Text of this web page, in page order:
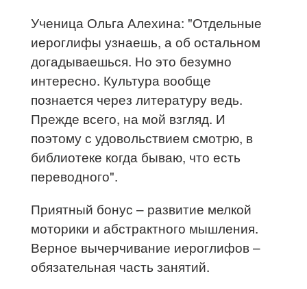
Ученица Ольга Алехина: "Отдельные
иероглифы узнаешь, а об остальном
догадываешься. Но это безумно
интересно. Культура вообще
познается через литературу ведь.
Прежде всего, на мой взгляд. И
поэтому с удовольствием смотрю, в
библиотеке когда бываю, что есть
переводного".
Приятный бонус – развитие мелкой
моторики и абстрактного мышления.
Верное вычерчивание иероглифов –
обязательная часть занятий.